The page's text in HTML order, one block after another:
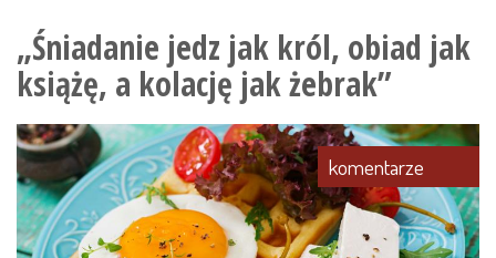
epigenomika
-
fakty,
nowe
mechanizmy
„Śniadanie jedz jak król, obiad jak
książę, a kolację jak żebrak”
komentarze